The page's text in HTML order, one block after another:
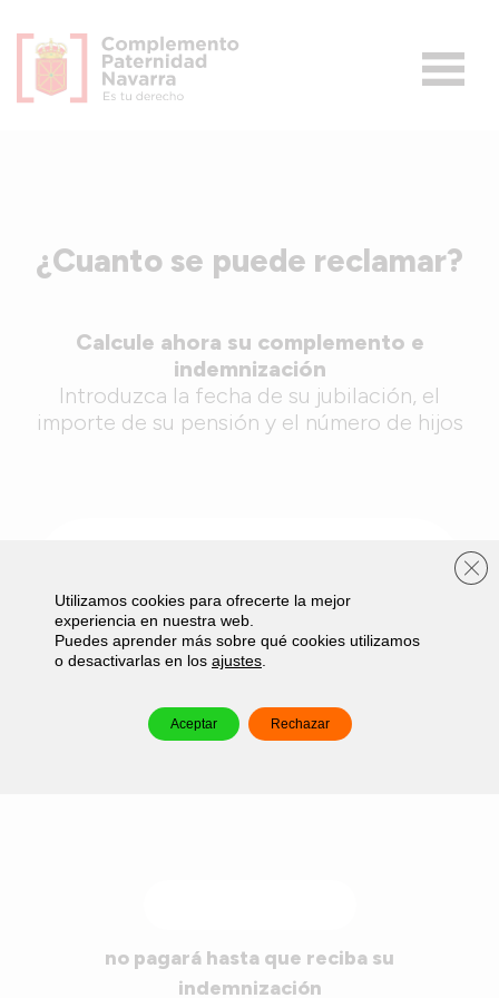
contenido
¿Cuanto se puede reclamar?
Calcule ahora su complemento e
indemnización
Introduzca la fecha de su jubilación, el
importe de su pensión y el número de hijos
Introduzca la fecha en formato DD/MM/AAAA
Siguiente
no pagará hasta que reciba su
indemnización
Utilizamos cookies para ofrecerte la mejor
experiencia en nuestra web.
Puedes aprender más sobre qué cookies utilizamos
o desactivarlas en los ajustes
Aceptar Rechazar